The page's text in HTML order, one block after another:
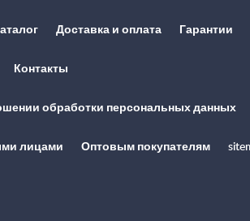
Доставка и оплата Гарантии
Контакты
обработки персональных данных
лицами Оптовым покупателям